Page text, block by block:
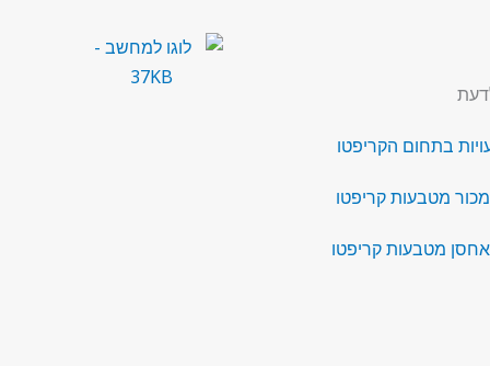
מטבעות קריפטו
מטבעות קריפטו